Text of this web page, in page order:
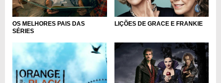
OS MELHORES PAIS DAS
SÉRIES
LIÇÕES DE GRACE E FRANKIE